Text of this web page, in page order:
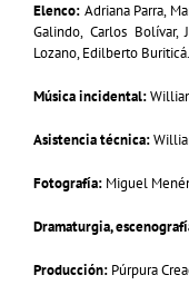
Elenco: Adriana Parra,
Galindo, Carlos
Lozano, Edilberto Buriticá.
Música incidental:
Asistencia técnica:
Fotografía: Miguel
Dramaturgia,
Producción: Púrpura